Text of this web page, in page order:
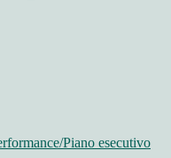
Piano esecutivo